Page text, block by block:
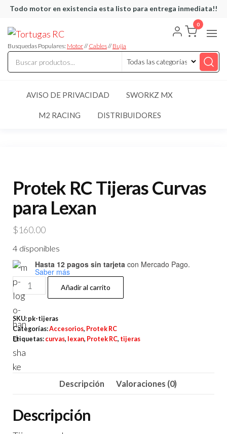
Saltar
contenido
Todo motor en existencia esta listo para entrega inmediata!!
RC
articulos
de RC
Busquedas Populares: Motor//Cables//Bujia
0
AVISO DE PRIVACIDAD SWORKZ MX
M2 RACING DISTRIBUIDORES
Protek RC Tijeras Curvas
para Lexan
$160.00
4 disponibles
Hasta 12 pagos sin tarjeta con Mercado Pago.
Saber más
Protek
RC
Tijeras
Curvas
para
Lexan
cantidad
Añadir al carrito
SKU: pk-tijeras
Categorías:Accesorios, Protek RC
Etiquetas: curvas, lexan, Protek RC, tijeras
Descripción Valoraciones (0)
Descripción